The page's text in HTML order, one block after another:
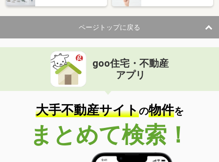
住 所
新潟県長岡市関原町１
専有面積 62.5m²
間取り
2LDK
新潟県新潟市中央区米山３丁目
価 格
住 所
新潟県新潟市中央区米山３丁目
専有面積 34.6m²
間取り
2K
新潟県長岡市中之島
価 格
5.10万円
新潟県長岡市中之島
ページトップに戻る
goo住宅・不動産
アプリ
大手不動産サイトの物件を
まとめて検索！